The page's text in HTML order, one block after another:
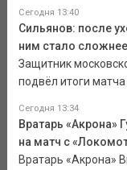
Сегодня 13:40
Сильянов: после
ним стало сложнее
Защитник
подвёл итоги матча
Сегодня 13:34
Вратарь «Акрона»
на матч с
Вратарь «Акрона»